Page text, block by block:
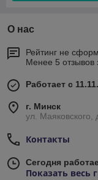
О нас
Рейтинг не
Менее 5 отзывов
Работает с
г. Минск
ул.
Контакты
Сегодня
Показать весь